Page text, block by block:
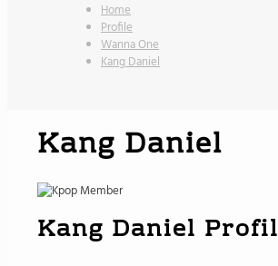
Home
Profile
Wanna One
Kang Daniel
Kang Daniel
Kang Daniel Profil